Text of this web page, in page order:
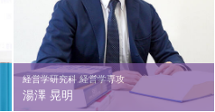
経営学研究科 経営学専攻
湯澤 晃明